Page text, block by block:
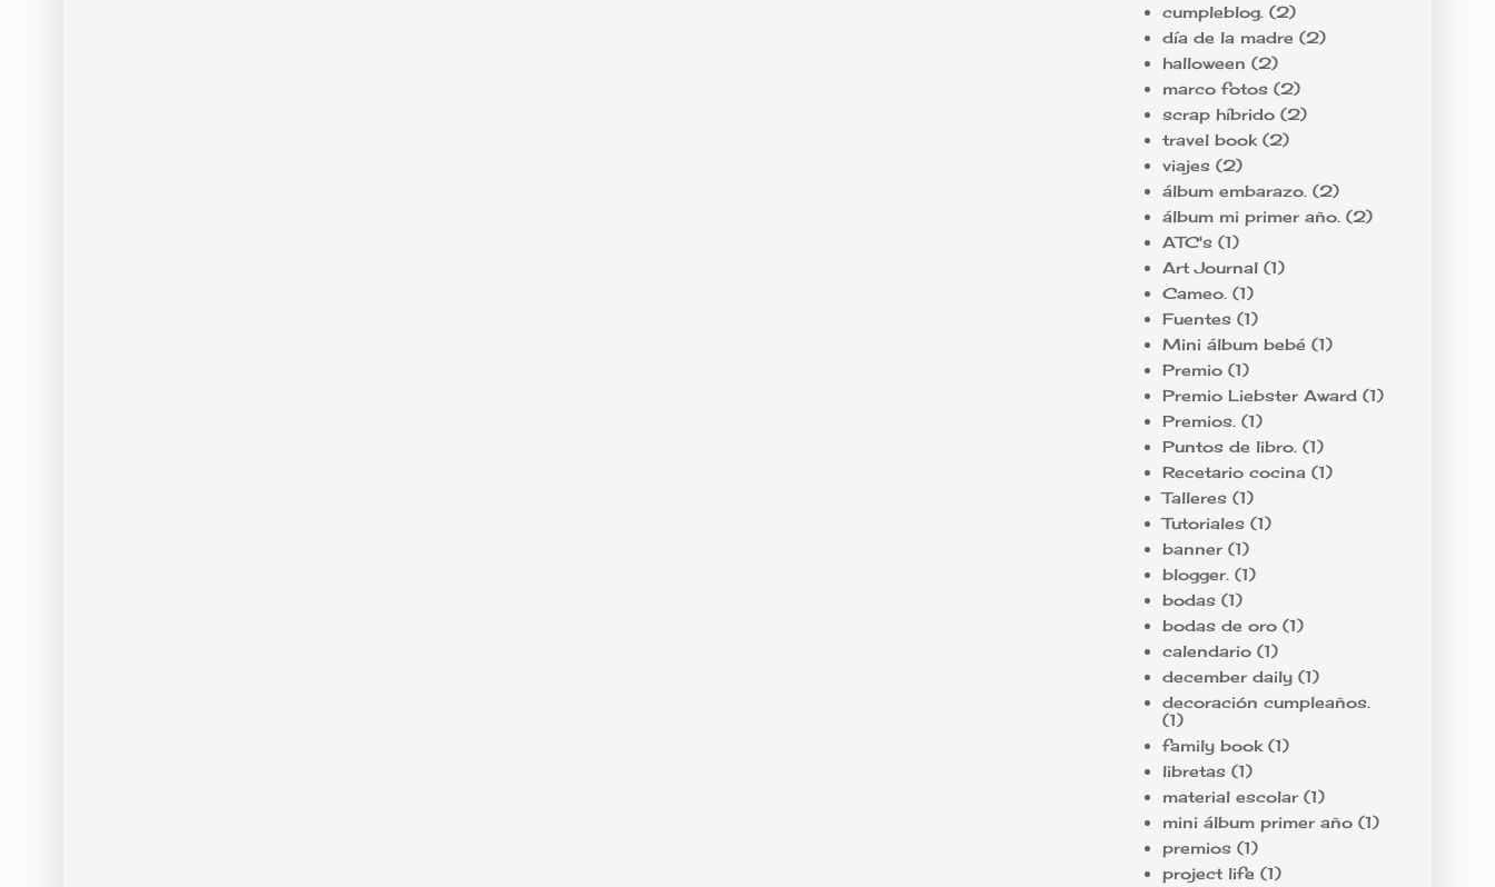
cumpleblog. (2)
día de la madre (2)
halloween (2)
marco fotos (2)
scrap híbrido (2)
travel book (2)
viajes (2)
álbum embarazo. (2)
álbum mi primer año. (2)
ATC's (1)
Art Journal (1)
Cameo. (1)
Fuentes (1)
Mini álbum bebé (1)
Premio (1)
Premio Liebster Award (1)
Premios. (1)
Puntos de libro. (1)
Recetario cocina (1)
Talleres (1)
Tutoriales (1)
banner (1)
blogger. (1)
bodas (1)
bodas de oro (1)
calendario (1)
december daily (1)
decoración cumpleaños.
(1)
family book (1)
libretas (1)
material escolar (1)
mini álbum primer año (1)
premios (1)
project life (1)